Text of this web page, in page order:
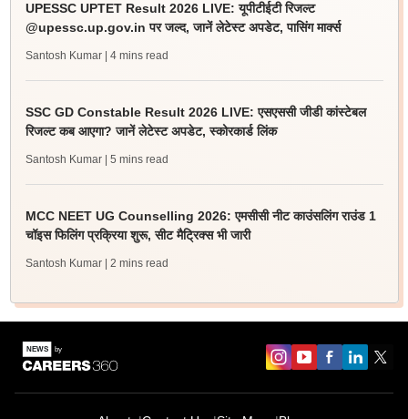
UPESSC UPTET Result 2026 LIVE: यूपीटीईटी रिजल्ट
@upessc.up.gov.in पर जल्द, जानें लेटेस्ट अपडेट, पासिंग मार्क्स
Santosh Kumar | 4 mins read
SSC GD Constable Result 2026 LIVE: एसएससी जीडी कांस्टेबल
रिजल्ट कब आएगा? जानें लेटेस्ट अपडेट, स्कोरकार्ड लिंक
Santosh Kumar | 5 mins read
MCC NEET UG Counselling 2026: एमसीसी नीट काउंसलिंग राउंड 1
चॉइस फिलिंग प्रक्रिया शुरू, सीट मैट्रिक्स भी जारी
Santosh Kumar | 2 mins read